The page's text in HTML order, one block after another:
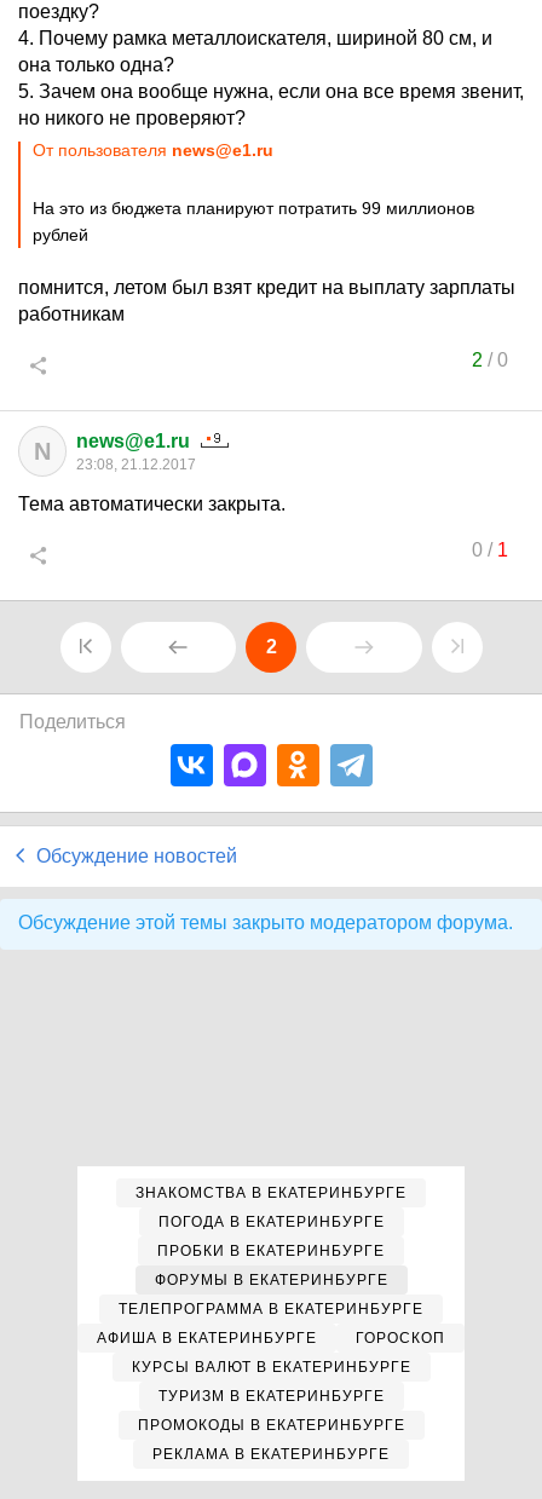
поездку?
4. Почему рамка металлоискателя, шириной 80 см, и
она только одна?
5. Зачем она вообще нужна, если она все время звенит,
но никого не проверяют?
От пользователя news@e1.ru
На это из бюджета планируют потратить 99 миллионов
рублей
помнится, летом был взят кредит на выплату зарплаты
работникам
2 /0
N news@e1.ru
23:08, 21.12.2017
Тема автоматически закрыта.
0/ 1
2
Поделиться
Обсуждение новостей
Обсуждение этой темы закрыто модератором форума.
ЗНАКОМСТВА В ЕКАТЕРИНБУРГЕ
ПОГОДА В ЕКАТЕРИНБУРГЕ
ПРОБКИ В ЕКАТЕРИНБУРГЕ
ФОРУМЫ В ЕКАТЕРИНБУРГЕ
ТЕЛЕПРОГРАММА В ЕКАТЕРИНБУРГЕ
АФИША В ЕКАТЕРИНБУРГЕ
ГОРОСКОП
КУРСЫ ВАЛЮТ В ЕКАТЕРИНБУРГЕ
ТУРИЗМ В ЕКАТЕРИНБУРГЕ
ПРОМОКОДЫ В ЕКАТЕРИНБУРГЕ
РЕКЛАМА В ЕКАТЕРИНБУРГЕ